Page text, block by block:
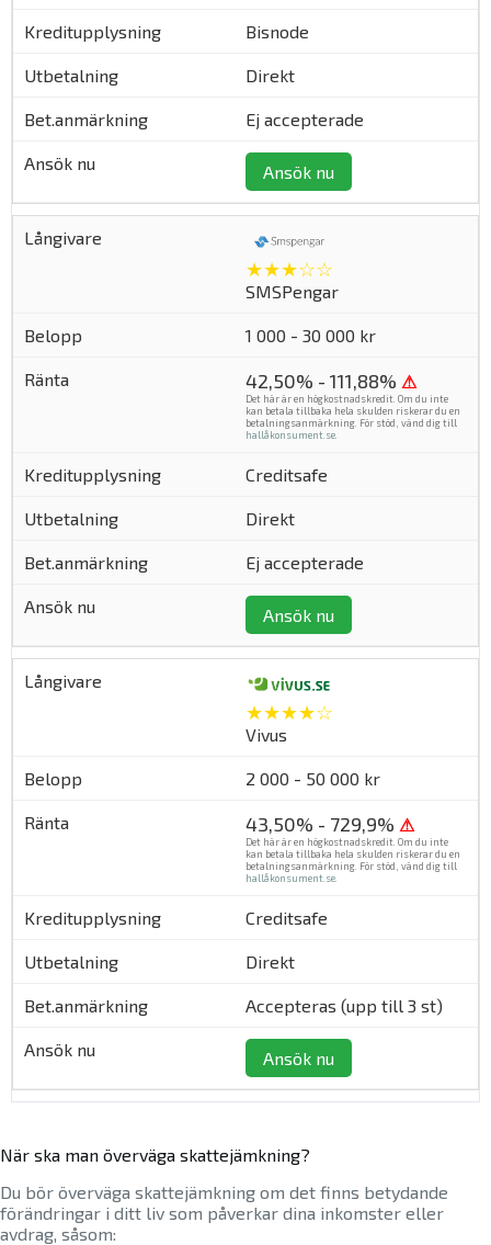
Bisnode
Direkt
Ej accepterade
Ansök nu
★★★☆☆
SMSPengar
1 000 - 30 000 kr
42,50% - 111,88% ⚠
Det här är en högkostnadskredit. Om du inte
kan betala tillbaka hela skulden riskerar du en
betalningsanmärkning. För stöd, vänd dig till
hallåkonsument.se
Creditsafe
Direkt
Ej accepterade
Ansök nu
★★★★☆
Vivus
2 000 - 50 000 kr
43,50% - 729,9% ⚠
Det här är en högkostnadskredit. Om du inte
kan betala tillbaka hela skulden riskerar du en
betalningsanmärkning. För stöd, vänd dig till
hallåkonsument.se
Creditsafe
Direkt
Accepteras (upp till 3 st)
Ansök nu
När ska man överväga skattejämkning?
Du bör överväga skattejämkning om det finns betydande
förändringar i ditt liv som påverkar dina inkomster eller
avdrag, såsom: